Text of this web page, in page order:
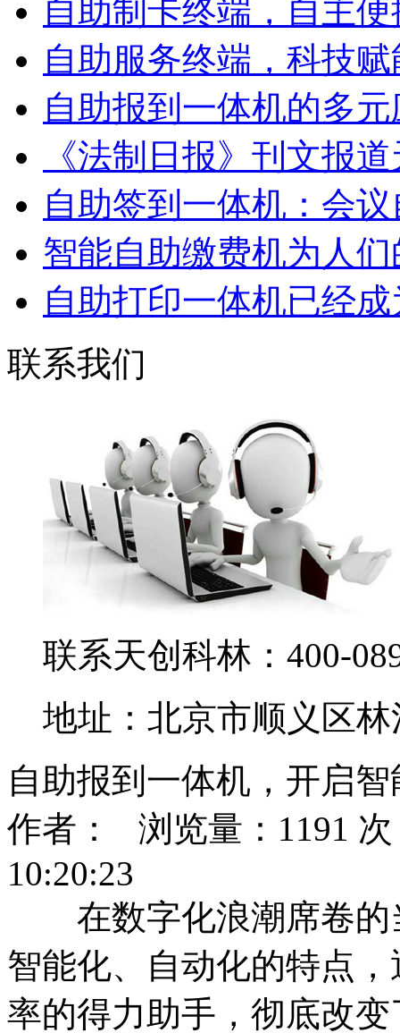
自助制卡终端，自主
自助服务终端，科技
自助报到一体机的多
《法制日报》刊文报
自助签到一体机：会
智能自助缴费机为人们
自助打印一体机已经
联系我们
联系天创科林：400-
地址：北京市顺义区
自助报到一体机，开启
作者： 浏览量：1191
10:20:23
在数字化浪潮席卷的
智能化、自动化的特点
率的得力助手，彻底改